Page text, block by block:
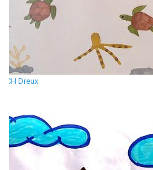
CH Dreux